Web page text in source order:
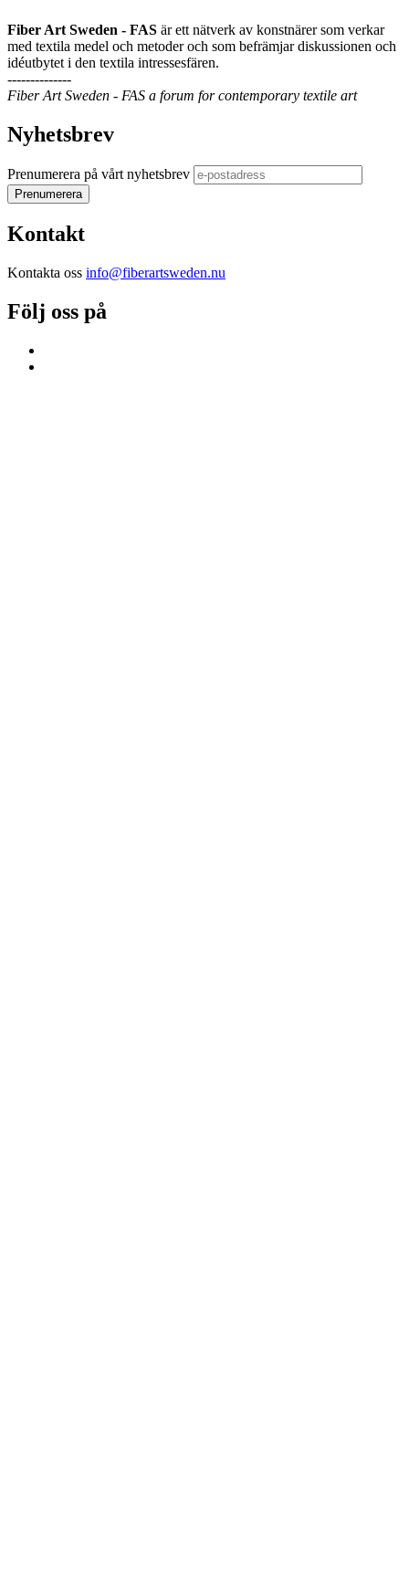
Fiber Art Sweden - FAS är ett nätverk av konstnärer som verkar
med textila medel och metoder och som befrämjar diskussionen och
idéutbytet i den textila intressesfären.
--------------
Fiber Art Sweden - FAS a forum for contemporary textile art
Nyhetsbrev
Prenumerera på vårt nyhetsbrev
Kontakt
Kontakta oss info@fiberartsweden.nu
Följ oss på